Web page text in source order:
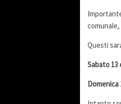
Questi
Sabato